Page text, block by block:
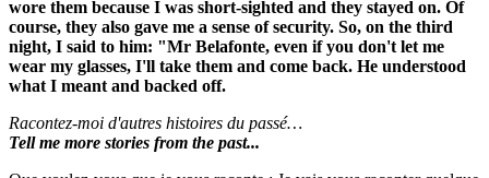
wore them because I was short-sighted and they stayed on. Of
course, they also gave me a sense of security. So, on the third
night, I said to him: "Mr Belafonte, even if you don't let me
wear my glasses, I'll take them and come back. He understood
what I meant and backed off.
Racontez-moi d'autres histoires du passé…
Tell me more stories from the past...